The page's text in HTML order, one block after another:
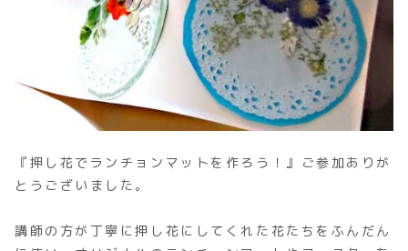
『押し花でランチョンマットを作ろう！』ご参加ありが
とうございました。
講師の方が丁寧に押し花にしてくれた花たちをふんだん